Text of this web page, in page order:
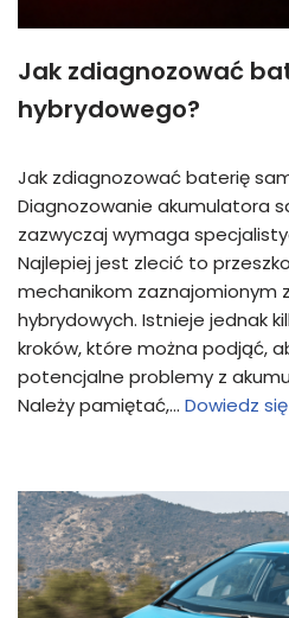
Jak zdiagnozować
hybrydowego?
Jak zdiagnozować baterię
Diagnozowanie akumulatora
zazwyczaj wymaga
Najlepiej jest zlecić to
mechanikom zaznajomionym
hybrydowych. Istnieje jednak
kroków, które można podjąć,
potencjalne problemy z
Należy pamiętać,… Dowiedz